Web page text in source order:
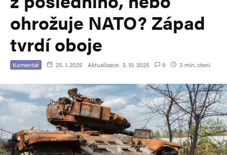
ohrožuje NATO? Západ
tvrdí oboje
Komentář 25. 1. 2025 Aktualizace: 3. 10. 2025 9 3 min. čtení